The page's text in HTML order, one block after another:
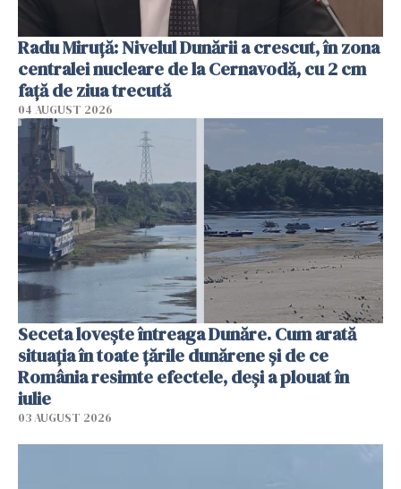
Radu Miruţă: Nivelul Dunării a crescut, în zona
centralei nucleare de la Cernavodă, cu 2 cm
faţă de ziua trecută
04 AUGUST 2026
Seceta lovește întreaga Dunăre. Cum arată
situația în toate țările dunărene și de ce
România resimte efectele, deși a plouat în
iulie
03 AUGUST 2026